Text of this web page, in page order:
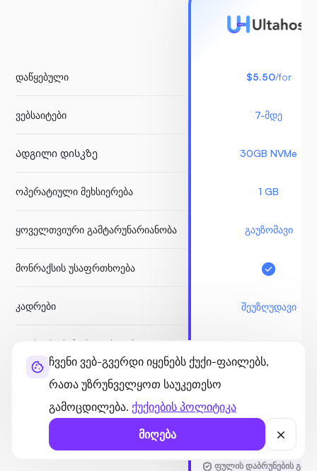
ჩვენი ვებ-გვერდი იყენებს ქუქი-ფაილებს,
რათა უზრუნველყოთ საუკეთესო
გამოცდილება. ქუქიების პოლიტიკა
მიღება
დაწყებული
ვებსაიტები
Ადგილი დისკზე
ოპერატიული მეხსიერება
ყოველთვიური გამტარუნარიანობა
მონრაქსის უსაფრთხოება
კადრები
უფასო სარეზერვო ასლები
Node.js Socket
$5.50/for
7-მდე
30GB NVMe
1 GB
გაუზომავი
შეუზღუდავი
ᲓᲐᲘᲬᲧᲔ
ფულის დაბრუნების